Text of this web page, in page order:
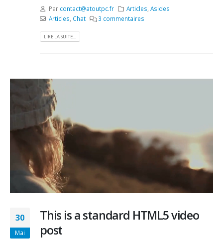
Par contact@atoutpc.fr Articles ,Asides
Articles Chat 3 commentaires
LIRE LA SUITE...
30
Mai
This is a standard HTML5 video
post